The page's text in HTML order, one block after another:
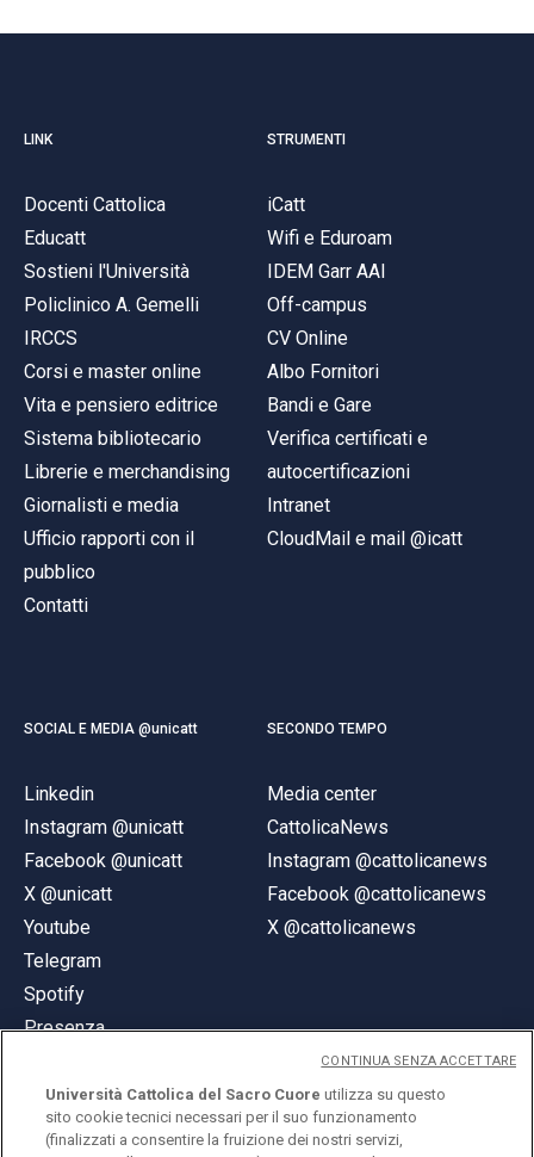
LINK
Docenti Cattolica
Educatt
Sostieni l'Università
Policlinico A. Gemelli
IRCCS
Corsi e master online
Vita e pensiero editrice
Sistema bibliotecario
Librerie e merchandising
Giornalisti e media
Ufficio rapporti con il
pubblico
Contatti
STRUMENTI
iCatt
Wifi e Eduroam
IDEM Garr AAI
Off-campus
CV Online
Albo Fornitori
Bandi e Gare
Verifica certificati e
autocertificazioni
Intranet
CloudMail e mail @icatt
SOCIAL E MEDIA @unicatt
Linkedin
Instagram @unicatt
Facebook @unicatt
X @unicatt
Youtube
Telegram
Spotify
Presenza
SECONDO TEMPO
Media center
CattolicaNews
Instagram @cattolicanews
Facebook @cattolicanews
X @cattolicanews
Università Cattolica del Sacro Cuore utilizza su questo
sito cookie tecnici necessari per il suo funzionamento
(finalizzati a consentire la fruizione dei nostri servizi,
CONTINUA SENZA ACCETTARE